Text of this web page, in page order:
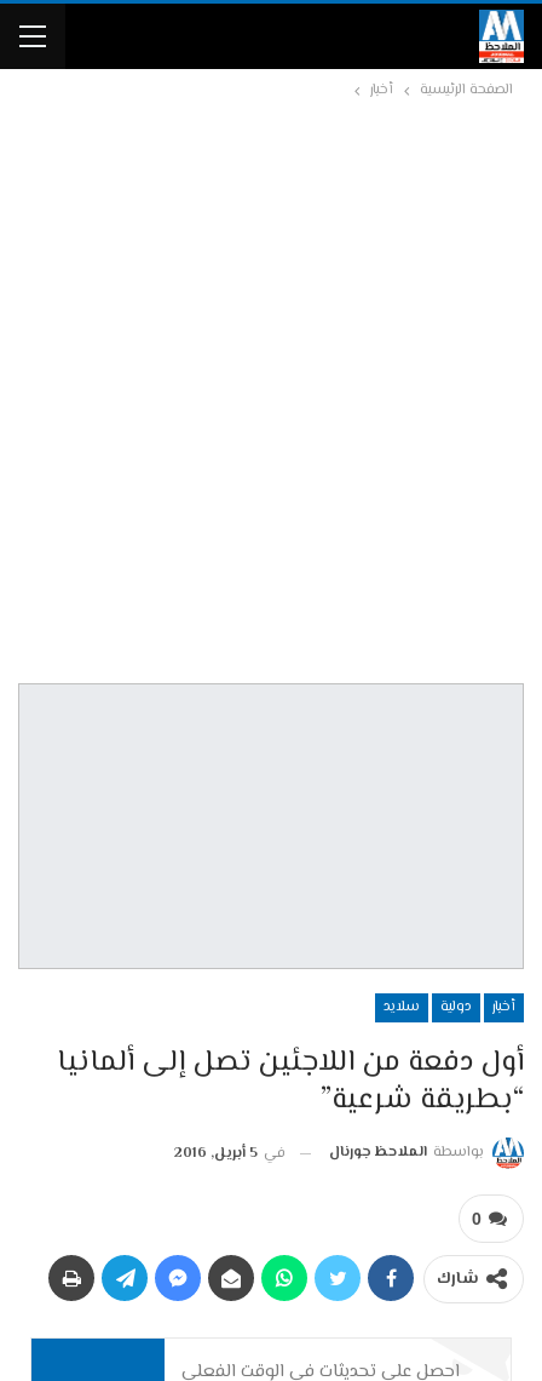
الصفحة الرئيسية أخبار
أخبار دولية سلايد
أول دفعة من اللاجئين تصل إلى ألمانيا
“بطريقة شرعية”
بواسطة الملاحظ جورنال في 5 أبريل, 2016
0
شارك
احصل على تحديثات في الوقت الفعلي